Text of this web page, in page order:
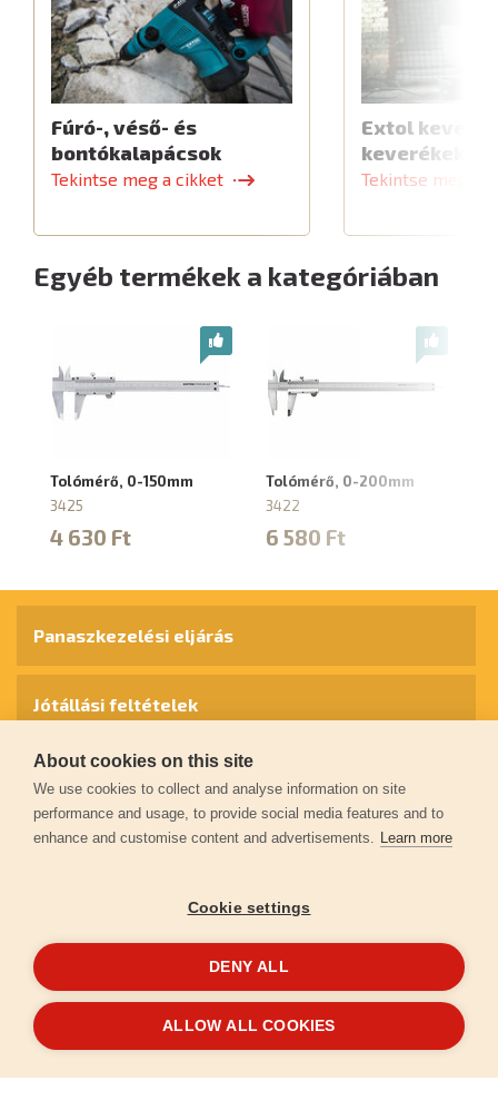
Fúró-, véső- és
bontókalapácsok
Tekintse meg a cikket
Extol
Tekintse meg a
Egyéb termékek a kategóriában
Tolómérő, 0-150mm
3425
4 630 Ft
Tolómérő, 0-200mm
3422
6 580 Ft
© 2026extol.hu- Minden jog fenntartva
Panaszkezelési eljárás
Jótállási feltételek
Személyes adatok védelme
Kapcsolat
Garancia regisztráció
LétrehoztaFEO
About cookies on this site
We use cookies to collect and analyse information on site
performance and usage, to provide social media features and to
enhance and customise content and advertisements. Learn more
Cookie settings
DENY ALL
ALLOW ALL COOKIES